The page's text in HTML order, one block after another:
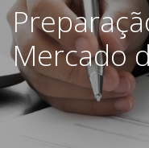
Mercado